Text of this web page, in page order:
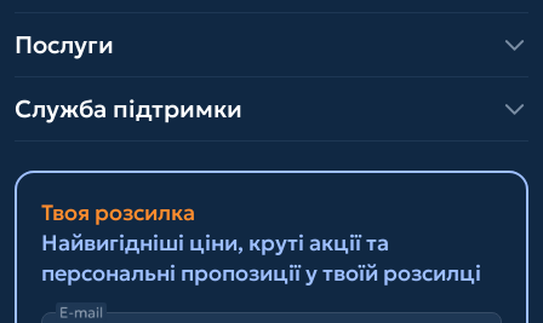
Послуги
Служба підтримки
Твоя розсилка
Найвигідніші ціни, круті акції та
персональні пропозиції у твоїй розсилці
E-mail